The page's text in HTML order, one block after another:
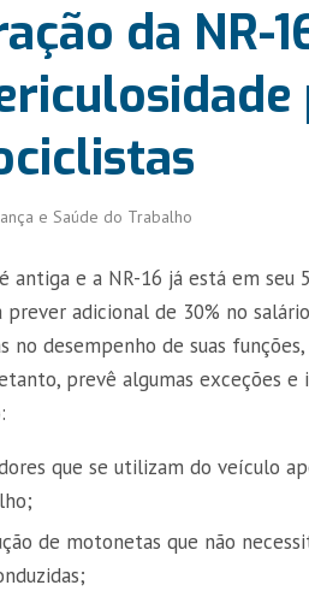
da NR-
e Saúde do Trabalho
antiga e a NR-16 já está em
prever adicional de 30% no
no desempenho de suas
prevê algumas exceções e
que se utilizam do veículo
de motonetas que não